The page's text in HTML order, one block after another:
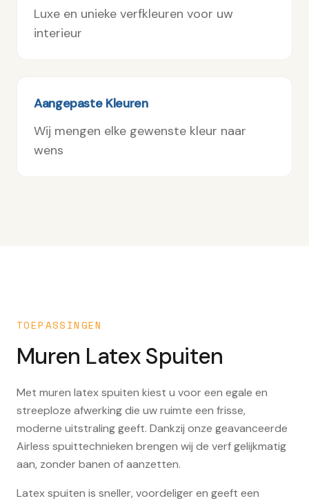
Luxe en unieke verfkleuren voor uw
interieur
Aangepaste Kleuren
Wij mengen elke gewenste kleur naar
wens
TOEPASSINGEN
Muren Latex Spuiten
Met muren latex spuiten kiest u voor een egale en
streeploze afwerking die uw ruimte een frisse,
moderne uitstraling geeft. Dankzij onze geavanceerde
Airless spuittechnieken brengen wij de verf gelijkmatig
aan, zonder banen of aanzetten.
Latex spuiten is sneller, voordeliger en geeft een